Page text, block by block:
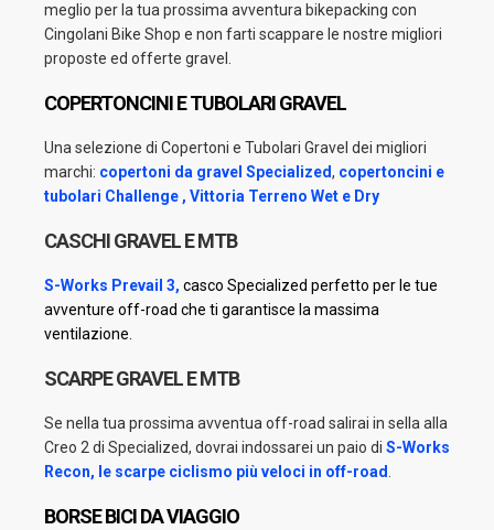
meglio per la tua prossima avventura bikepacking con
Cingolani Bike Shop e non farti scappare le nostre migliori
proposte ed offerte gravel.
COPERTONCINI E TUBOLARI GRAVEL
Una selezione di Copertoni e Tubolari Gravel dei migliori
marchi: copertoni da gravel Specialized, copertoncini e
tubolari Challenge , Vittoria Terreno Wet e Dry
CASCHI GRAVEL E MTB
S-Works Prevail 3, casco Specialized perfetto per le tue
avventure off-road che ti garantisce la massima
ventilazione.
SCARPE GRAVEL E MTB
Se nella tua prossima avventua off-road salirai in sella alla
Creo 2 di Specialized, dovrai indossarei un paio di S-Works
Recon, le scarpe ciclismo più veloci in off-road
BORSE BICI DA VIAGGIO